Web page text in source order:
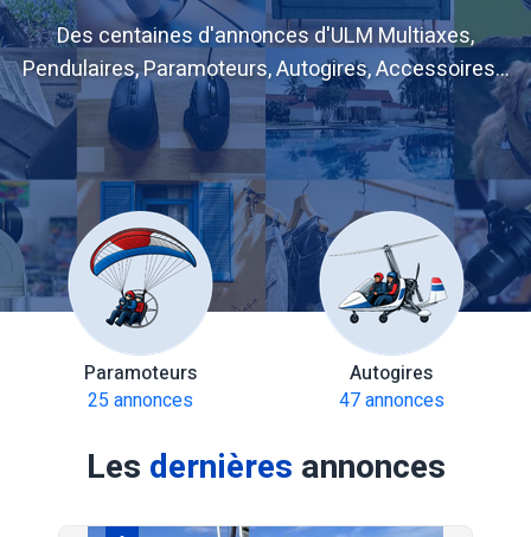
Des centaines d'annonces d'ULM Multiaxes,
Pendulaires, Paramoteurs, Autogires, Accessoires...
Paramoteurs
25 annonces
Autogires
47 annonces
Les dernières annonces